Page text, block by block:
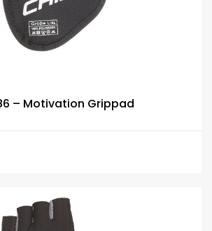
– Motivation Grippad